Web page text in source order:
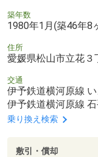
築年数
1980年1月(築46年8
住所
愛媛県松山市立花
交通
伊予鉄道横河原線
伊予鉄道横河原線
乗り換え検索
敷引・償却